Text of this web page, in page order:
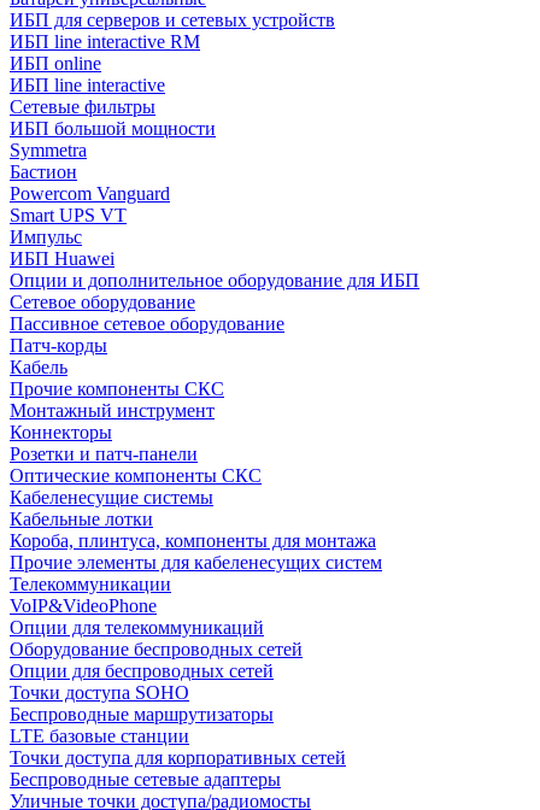
ИБП для серверов и сетевых устройств
ИБП line interactive RM
ИБП online
ИБП linе interactive
Сетевые фильтры
ИБП большой мощности
Symmetra
Бастион
Powercom Vanguard
Smart UPS VT
Импульс
ИБП Huawei
Опции и дополнительное оборудование для ИБП
Сетевое оборудование
Пассивное сетевое оборудование
Патч-корды
Кабель
Прочие компоненты СКС
Монтажный инструмент
Коннекторы
Розетки и патч-панели
Оптические компоненты СКС
Кабеленесущие системы
Кабельные лотки
Короба, плинтуса, компоненты для монтажа
Прочие элементы для кабеленесущих систем
Телекоммуникации
VoIP&VideoPhone
Опции для телекоммуникаций
Оборудование беспроводных сетей
Опции для беспроводных сетей
Точки доступа SOHO
Беспроводные маршрутизаторы
LTE базовые станции
Точки доступа для корпоративных сетей
Беспроводные сетевые адаптеры
Уличные точки доступа/радиомосты